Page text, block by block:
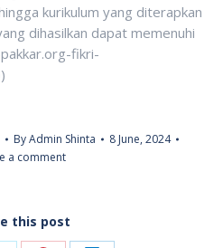
kurikulum yang diterapkan
dihasilkan dapat memenuhi
fikri-
ByAdmin Shinta
8 June, 2024
a comment
this post